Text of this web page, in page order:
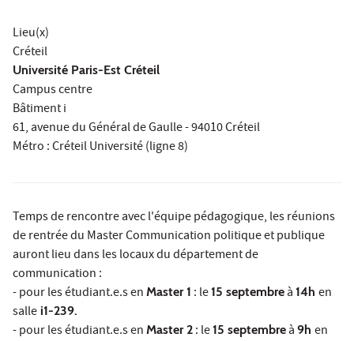
Lieu(x)
Créteil
Université Paris-Est Créteil
Campus centre
Bâtiment i
61, avenue du Général de Gaulle - 94010 Créteil
Métro : Créteil Université (ligne 8)
Temps de rencontre avec l'équipe pédagogique, les réunions
de rentrée du Master Communication politique et publique
auront lieu dans les locaux du département de
communication :
- pour les étudiant.e.s en Master 1 : le15 septembreà 14h en
salle i1-239.
- pour les étudiant.e.s en Master 2 : le15 septembreà 9h en